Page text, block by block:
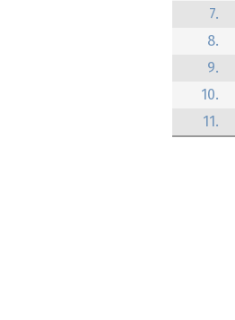
7.
8.
9.
10.
11.